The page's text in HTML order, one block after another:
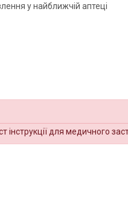
у найближчій аптеці
для медичного